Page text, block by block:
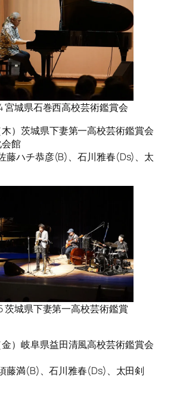
宮城県石巻西高校芸術鑑賞会
）茨城県下妻第一高校芸術鑑賞会
館
藤ハチ恭彦(B)、石川雅春(Ds)、太
茨城県下妻第一高校芸術鑑賞
）岐阜県益田清風高校芸術鑑賞会
藤満(B)、石川雅春(Ds)、太田剣